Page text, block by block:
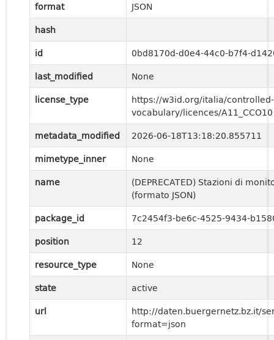
format
JSON
hash
id
0bd8170d-d0e4-44c0-b7f4-
last_modified
None
license_type
https://w3id.org/italia/controlled-
vocabulary/licences/A11_CCO10
metadata_modified
2026-06-18T13:18:20.855711
mimetype_inner
None
name
(DEPRECATED) Stazioni di
(formato JSON)
package_id
7c2454f3-be6c-4525-9434-
position
12
resource_type
None
state
active
url
http://daten.buergernetz.bz.it/
format=json